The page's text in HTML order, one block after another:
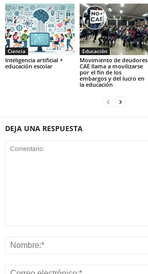
Ciencia
Inteligencia artificial +
educación escolar
Educación
Movimiento de deudores
CAE llama a movilizarse
por el fin de los
embargos y del lucro en
la educación
DEJA UNA RESPUESTA